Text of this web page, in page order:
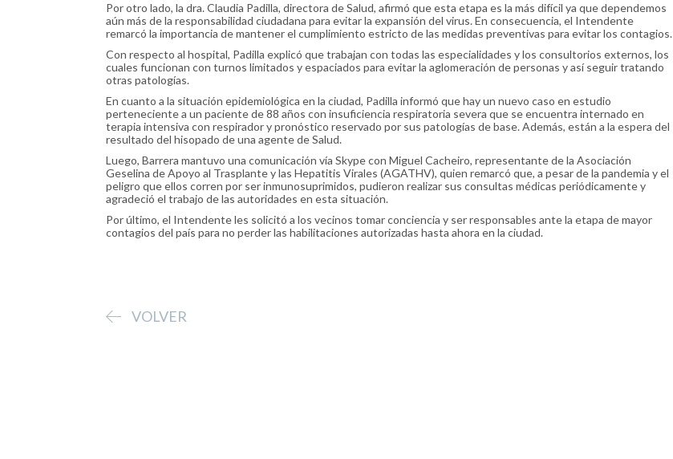
Por otro lado, la dra. Claudia Padilla, directora de Salud, afirmó que esta etapa es la más difícil ya que dependemos
aún más de la responsabilidad ciudadana para evitar la expansión del virus. En consecuencia, el Intendente
remarcó la importancia de mantener el cumplimiento estricto de las medidas preventivas para evitar los contagios.
Con respecto al hospital, Padilla explicó que trabajan con todas las especialidades y los consultorios externos, los
cuales funcionan con turnos limitados y espaciados para evitar la aglomeración de personas y así seguir tratando
otras patologías.
En cuanto a la situación epidemiológica en la ciudad, Padilla informó que hay un nuevo caso en estudio
perteneciente a un paciente de 88 años con insuficiencia respiratoria severa que se encuentra internado en
terapia intensiva con respirador y pronóstico reservado por sus patologías de base. Además, están a la espera del
resultado del hisopado de una agente de Salud.
Luego, Barrera mantuvo una comunicación vía Skype con Miguel Cacheiro, representante de la Asociación
Geselina de Apoyo al Trasplante y las Hepatitis Virales (AGATHV), quien remarcó que, a pesar de la pandemia y el
peligro que ellos corren por ser inmunosuprimidos, pudieron realizar sus consultas médicas periódicamente y
agradeció el trabajo de las autoridades en esta situación.
Por último, el Intendente les solicitó a los vecinos tomar conciencia y ser responsables ante la etapa de mayor
contagios del país para no perder las habilitaciones autorizadas hasta ahora en la ciudad.
VOLVER